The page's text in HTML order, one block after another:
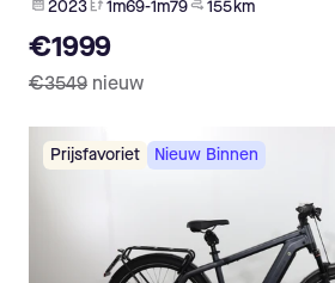
2023 1m69-1m79 155 km
€1999
€3549 nieuw
Prijsfavoriet Nieuw Binnen